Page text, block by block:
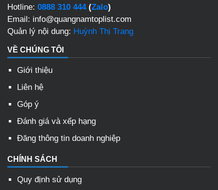
Hotline: 0888 310 444(Zalo)
Email: info@quangnamtoplist.com
Quản lý nội dung: Huỳnh Thị Trang
VỀ CHÚNG TÔI
Giới thiệu
Liên hệ
Góp ý
Đánh giá và xếp hạng
Đăng thông tin doanh nghiệp
CHÍNH SÁCH
Quy định sử dụng